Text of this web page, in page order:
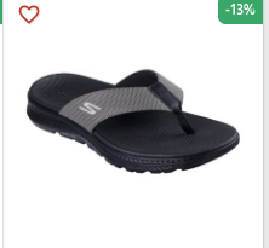
favorite_border -13%